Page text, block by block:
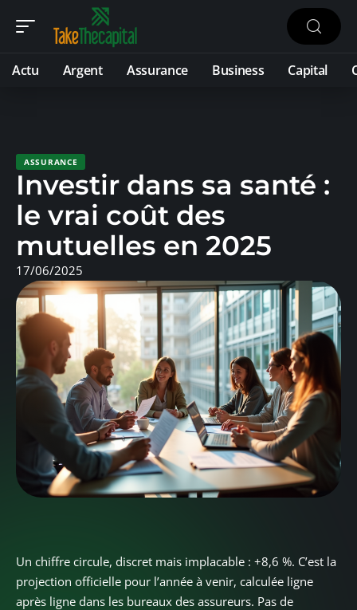
Actu Argent Assurance Business Capital
ASSURANCE
Investir dans sa santé :
le vrai coût des
mutuelles en 2025
17/06/2025
Un chiffre circule, discret mais implacable : +8,6 %. C’est la
projection officielle pour l’année à venir, calculée ligne
après ligne dans les bureaux des assureurs. Pas de